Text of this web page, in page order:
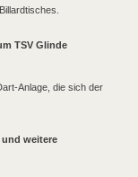
TSV Glinde
Anlage, die sich der
weitere